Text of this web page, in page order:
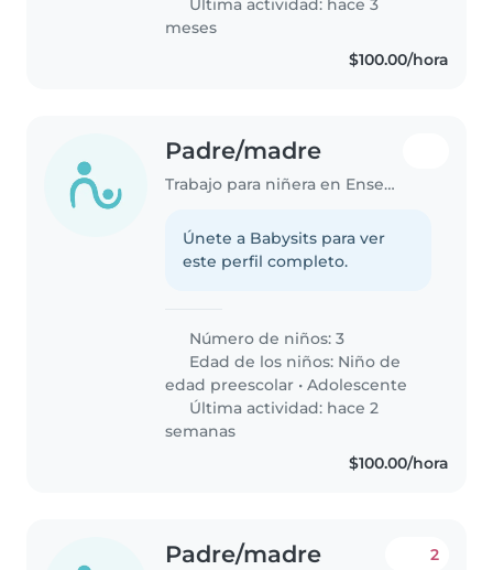
meses
$100.00/hora
Padre/madre
Trabajo para niñera en Ensenada
Únete a Babysits para ver
este perfil completo.
Número de niños: 3
Edad de los niños: Niño de
edad preescolar •Adolescente
Última actividad: hace 2
semanas
$100.00/hora
Padre/madre 2